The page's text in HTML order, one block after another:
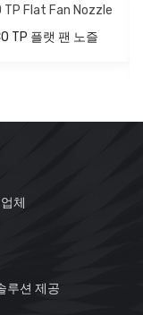
3.1
8.4
TP 플랫 팬 노즐
체
루션 제공